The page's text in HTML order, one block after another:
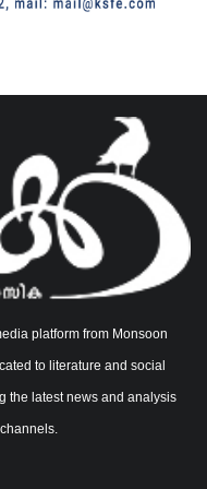
platform from Monsoon
to literature and social
the latest news and analysis